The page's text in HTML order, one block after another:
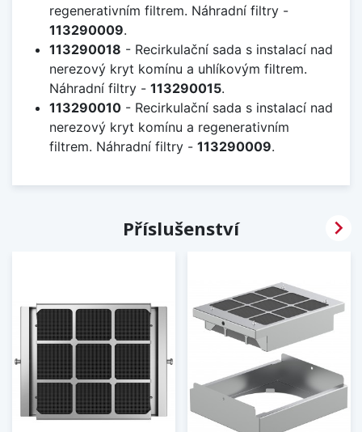
regenerativním filtrem. Náhradní filtry -
113290009.
113290018 - Recirkulační sada s instalací nad
nerezový kryt komínu a uhlíkovým filtrem.
Náhradní filtry - 113290015.
113290010- Recirkulační sada s instalací nad
nerezový kryt komínu a regenerativním
filtrem. Náhradní filtry - 113290009.
Příslušenství 